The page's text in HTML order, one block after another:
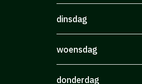
dinsdag
woensdag
donderdag